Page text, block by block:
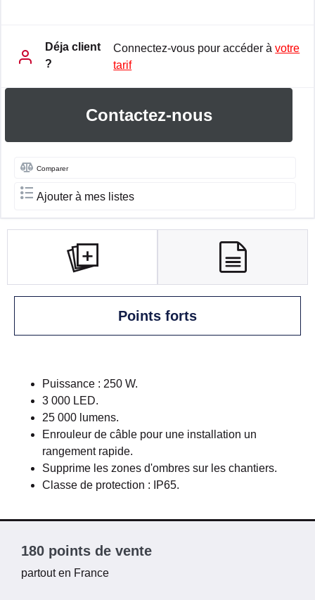
Déja client
?
Connectez-vous pour accéder àvotre
tarif
Contactez-nous
Comparer
Ajouter à mes listes
Points forts
Puissance : 250 W.
3 000 LED.
25 000 lumens.
Enrouleur de câble pour une installation un
rangement rapide.
Supprime les zones d'ombres sur les chantiers.
Classe de protection : IP65.
180 points de vente
partout en France